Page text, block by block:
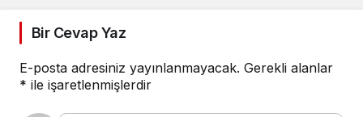
Bir Cevap Yaz
E-posta adresiniz yayınlanmayacak. Gerekli alanlar
* ile işaretlenmişlerdir